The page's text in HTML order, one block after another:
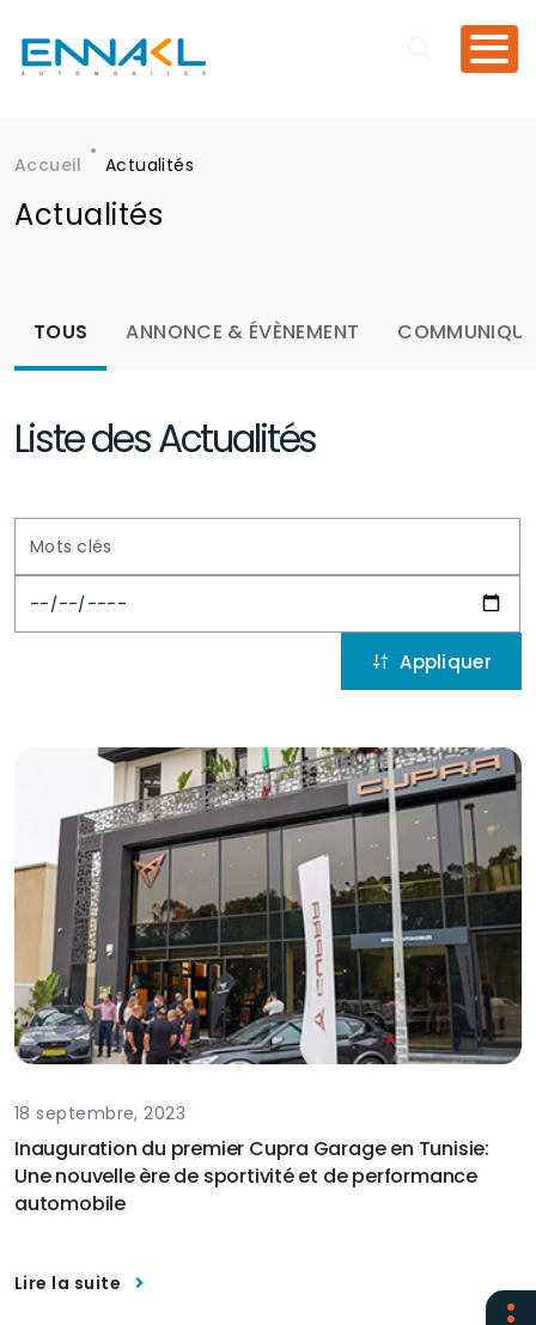
Fil d'Ariane
Accueil Actualités
Actualités
TOUS
ANNONCE & ÉVÈNEMENT COMMUNIQUÉ
Liste des Actualités
18 septembre, 2023
Inauguration du premier Cupra Garage en Tunisie:
Une nouvelle ère de sportivité et de performance
automobile
Lire la suite